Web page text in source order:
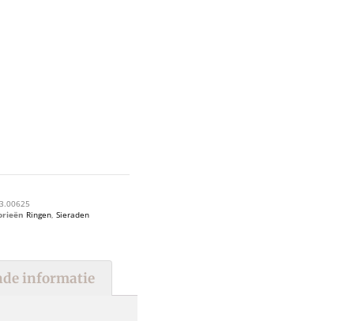
Ringen, Sieraden
informatie